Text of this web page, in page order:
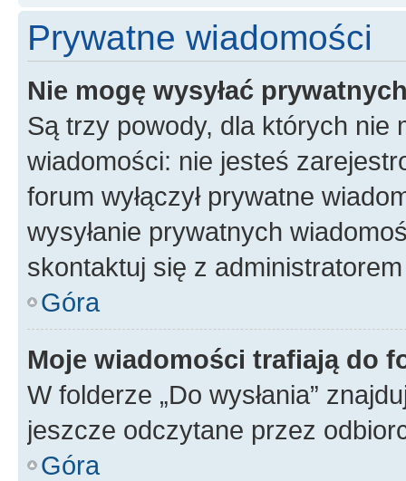
Prywatne wiadomości
Nie mogę wysyłać
Są trzy powody, dla których nie
wiadomości: nie jesteś
forum wyłączył prywatne
wysyłanie prywatnych
skontaktuj się z
Góra
Moje wiadomości trafiają do
W folderze „Do wysłania”
jeszcze odczytane przez
Góra